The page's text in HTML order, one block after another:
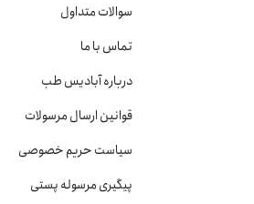
سوالات متداول
تماس با ما
درباره آبادیس طب
قوانین ارسال مرسولات
سیاست حریم خصوصی
پیگیری مرسوله پستی